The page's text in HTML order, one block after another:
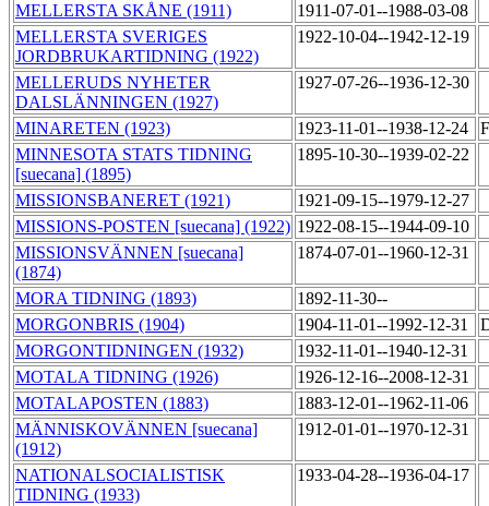
MELLERSTA SKÅNE (1911)
1911-07-01--1988-03-08
MELLERSTA SVERIGES
JORDBRUKARTIDNING (1922)
1922-10-04--1942-12-19
MELLERUDS NYHETER
DALSLÄNNINGEN (1927)
1927-07-26--1936-12-30
MINARETEN (1923) 1923-11-01--1938-12-24
MINNESOTA STATS TIDNING
[suecana] (1895)
1895-10-30--1939-02-22
MISSIONSBANERET (1921)
1921-09-15--1979-12-27
MISSIONS-POSTEN [suecana] (1922) 1922-08-15--1944-09-10
MISSIONSVÄNNEN [suecana]
(1874)
1874-07-01--1960-12-31
MORA TIDNING (1893)
1892-11-30--
MORGONBRIS (1904)
1904-11-01--1992-12-31
MORGONTIDNINGEN (1932)
1932-11-01--1940-12-31
MOTALA TIDNING (1926)
1926-12-16--2008-12-31
MOTALAPOSTEN (1883)
1883-12-01--1962-11-06
MÄNNISKOVÄNNEN [suecana]
(1912)
1912-01-01--1970-12-31
NATIONALSOCIALISTISK
TIDNING (1933)
1933-04-28--1936-04-17